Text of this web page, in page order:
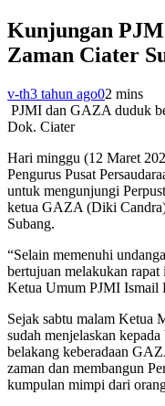
Kunjungan
Zaman Ciater
v-th3 tahun ago02 mins
PJMI dan GAZA duduk
Dok. Ciater
Hari minggu (12 Maret
Pengurus Pusat
untuk mengunjungi
ketua GAZA (Diki
Subang.
“Selain memenuhi
bertujuan melakukan rapat
Ketua Umum PJMI Ismail
Sejak sabtu malam Ketua
sudah menjelaskan
belakang keberadaan
zaman dan membangun
kumpulan mimpi dari